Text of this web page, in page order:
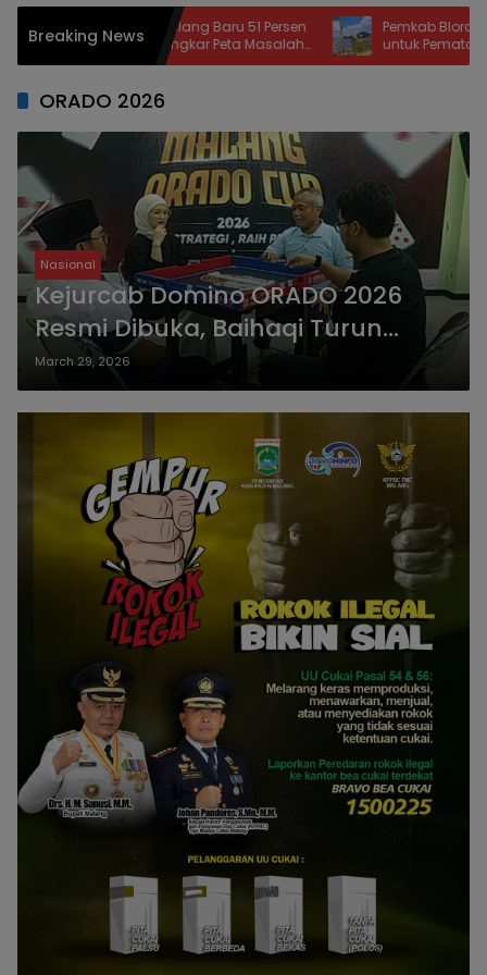
Breaking News
Pemkot Malang Baru 51 Persen
BKAD Bongkar Peta Masalah
Langkah Khusus
Pemkab Blora Kucurkan
untuk Pematangan Lahan
Rakyat di Cepu
ORADO 2026
Nasional
Kejurcab Domino ORADO 2026
Resmi Dibuka, Baihaqi Turun
Langsung Bertanding Bareng
Anggota DPRD
March 29, 2026